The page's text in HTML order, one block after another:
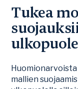
Tukea
mallien